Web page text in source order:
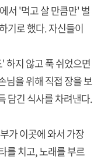
서 '먹고 살 만큼만' 벌
기로 했다. 자신들이
하지 않고 푹 쉬었으면
님을 위해 직접 장을 보
담긴 식사를 차려낸다.
가 이곳에 와서 가장
를 치고, 노래를 부르